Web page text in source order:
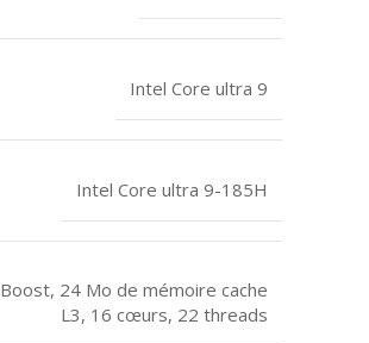
Intel Core ultra 9
Intel Core ultra 9-185H
24 Mo de mémoire cache
L3, 16 cœurs, 22 threads